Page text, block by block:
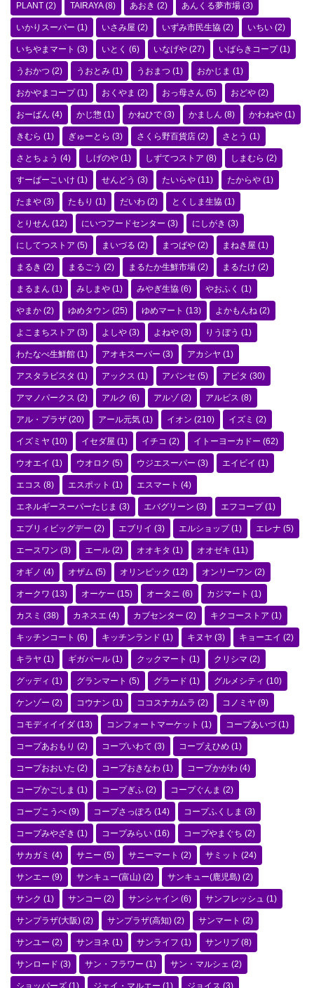
PLANT (2) TAIRAYA(8) あおき (2) あんくる夢市場 (3)
いかりスーパー (1) いさみ屋 (2) いずみ市民生協 (2) いちい (2)
いちやまマート (3) いとく (6) いなげや (27) いばらきコープ(1)
うおかつ (2) うおとみ (1) うおまつ (1) おかじま (1)
おかやまコープ(1) おくやま (2) おっ母さん (5) おどや (2)
おーばん (4) かじ惣 (1) かねひで (3) かましん (8) かわねや (1)
きむら (1) ぎゅーとら (3) さくら野百貨店 (2) さとう (1)
さとちょう (4) しげのや (1) しずてつストア (8) しまむら (2)
すーぱーこいけ (1) せんどう (3) たいらや (11) たからや (1)
たまや (3) たもり (1) だいわ (2) とくしま生協 (1)
とりせん (12) にいつフードセンター (3) にしがき (3)
にしてつストア (5) まいづる (2) まつばや (2) まねき屋 (1)
まるき (2) まるごう (2) まるたか生鮮市場 (2) まるたけ (2)
まるまん (1) みしまや (1) みやぎ生協 (6) やおふく (1)
やまか (2) ゆめタウン (25) ゆめマート (13) よかもんね (2)
よこまちストア (3) よしや (3) よねや (3) りうぼう (1)
わたなべ生鮮館 (1) アオキスーパー (3) アカシヤ (1)
アスタラビスタ (1) アックス (1) アバンセ (5) アピタ (30)
アマノパークス (2) アルク (6) アルゾ(2) アルビス (8)
アル・プラザ (20) アール元気 (1) イオン (210) イズミ (2)
イズミヤ (10) イセダ屋 (1) イチコ (2) イトーヨーカドー (62)
ウオエイ (1) ウオロク (5) ウジエスーパー (3) エイビイ (1)
エコス (8) エスポット (1) エスマート (4)
エネルギースーパーたじま (3) エバグリーン (3) エフコープ(1)
エブリィビッグデー (2) エブリイ (3) エルショップ(1) エレナ (5)
エースワン (3) エール (2) オオキタ (1) オオゼキ (11)
オギノ (4) オザム (5) オリンピック (12) オンリーワン (2)
オークワ (13) オーケー (15) オータニ (6) カジマート (1)
カスミ (38) カネスエ (4) カブセンター (2) キクコーストア (1)
キッチンコート (6) キッチンランド (1) キヌヤ (3) キョーエイ (2)
キラヤ (1) ギガパール (1) クックマート (1) クリシマ (2)
グッディ (1) グランマート (5) グラード (1) グルメシティ (10)
ケンゾー (2) コウナン (1) ココスナカムラ (2) コノミヤ (9)
コモディイイダ (13) コンフォートマーケット (1) コープあいづ(1)
コープあおもり (2) コープいわて (3) コープえひめ (1)
コープおおいた (2) コープおきなわ (1) コープかがわ (4)
コープかごしま (1) コープぎふ (2) コープぐんま (2)
コープこうべ (9) コープさっぽろ (14) コープふくしま (3)
コープみやざき (1) コープみらい (16) コープやまぐち (2)
サカガミ (4) サニー (5) サニーマート (2) サミット (24)
サンエー (9) サンキュー(富山) (2) サンキュー(鹿児島) (2)
サンク (1) サンコー (2) サンシャイン (6) サンフレッシュ (1)
サンプラザ(大阪) (2) サンプラザ(高知) (2) サンマート (2)
サンユー (2) サンヨネ (1) サンライフ (1) サンリブ (8)
サンロード (3) サン・フラワー (1) サン・マルシェ (2)